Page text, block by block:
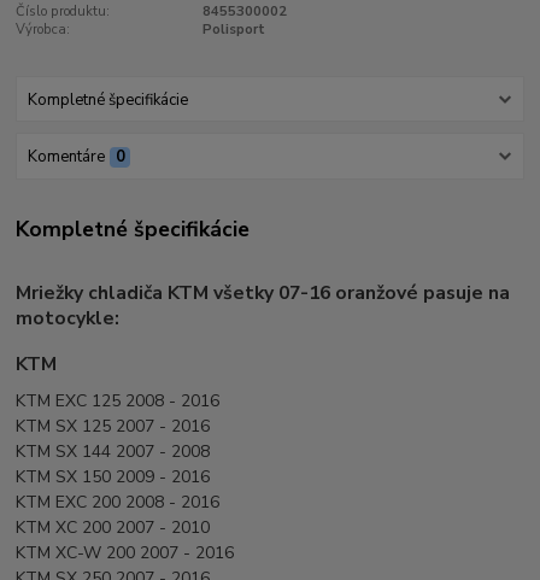
Číslo produktu:
8455300002
Výrobca:
Polisport
Kompletné špecifikácie
Komentáre 0
Kompletné špecifikácie
Mriežky chladiča KTM všetky 07-16 oranžové pasuje na
motocykle:
KTM
KTM EXC 125 2008 - 2016
KTM SX 125 2007 - 2016
KTM SX 144 2007 - 2008
KTM SX 150 2009 - 2016
KTM EXC 200 2008 - 2016
KTM XC 200 2007 - 2010
KTM XC-W 200 2007 - 2016